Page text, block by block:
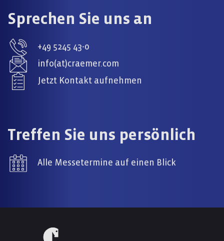
Sprechen Sie uns an
+49 5245 43-0
info(at)craemer.com
Jetzt Kontakt aufnehmen
Treffen Sie uns persönlich
Alle Messetermine auf einen Blick